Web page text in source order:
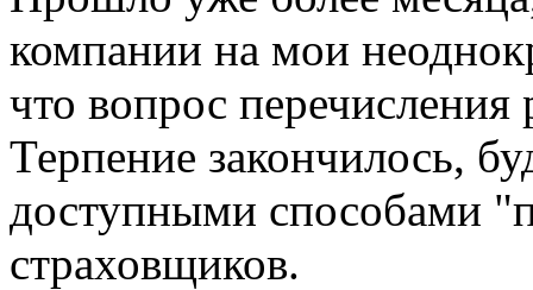
компании на мои
что вопрос
Терпение закончилось,
доступными способами
страховщиков.